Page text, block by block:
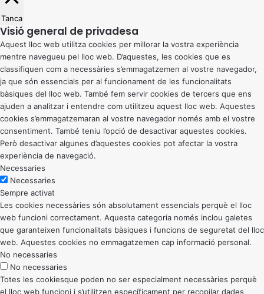
Tanca
Visió general de privadesa
Aquest lloc web utilitza cookies per millorar la vostra experiència
mentre navegueu pel lloc web. D’aquestes, les cookies que es
classifiquen com a necessàries s’emmagatzemen al vostre navegador,
ja que són essencials per al funcionament de les funcionalitats
bàsiques del lloc web. També fem servir cookies de tercers que ens
ajuden a analitzar i entendre com utilitzeu aquest lloc web. Aquestes
cookies s’emmagatzemaran al vostre navegador només amb el vostre
consentiment. També teniu l’opció de desactivar aquestes cookies.
Però desactivar algunes d’aquestes cookies pot afectar la vostra
experiència de navegació.
Necessaries
Necessaries
Sempre activat
Les cookies necessàries són absolutament essencials perquè el lloc
web funcioni correctament. Aquesta categoria només inclou galetes
que garanteixen funcionalitats bàsiques i funcions de seguretat del lloc
web. Aquestes cookies no emmagatzemen cap informació personal.
No necessaries
No necessaries
Totes les cookiesque poden no ser especialment necessàries perquè
el lloc web funcioni i s’utilitzen específicament per recopilar dades